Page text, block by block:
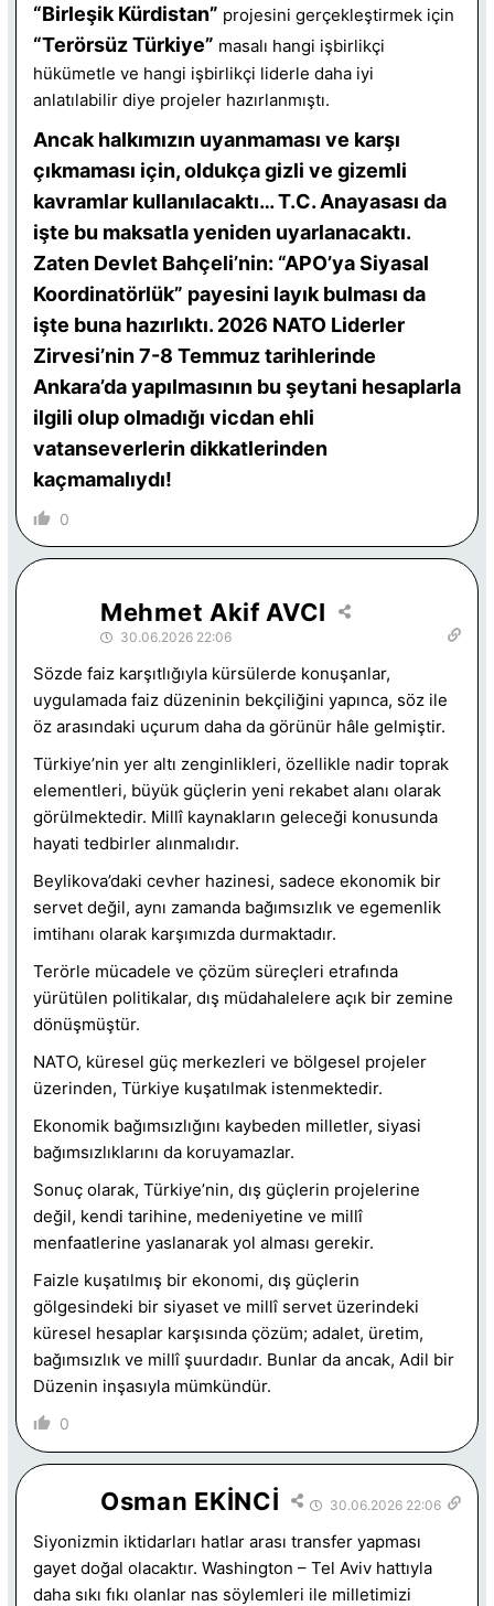
“Birleşik Kürdistan” projesini gerçekleştirmek için
“Terörsüz Türkiye” masalı hangi işbirlikçi
hükümetle ve hangi işbirlikçi liderle daha iyi
anlatılabilir diye projeler hazırlanmıştı.
Ancak halkımızın uyanmaması ve karşı
çıkmaması için, oldukça gizli ve gizemli
kavramlar kullanılacaktı… T.C. Anayasası da
işte bu maksatla yeniden uyarlanacaktı.
Zaten Devlet Bahçeli’nin: “APO’ya Siyasal
Koordinatörlük” payesini layık bulması da
işte buna hazırlıktı. 2026 NATO Liderler
Zirvesi’nin 7-8 Temmuz tarihlerinde
Ankara’da yapılmasının bu şeytani hesaplarla
ilgili olup olmadığı vicdan ehli
vatanseverlerin dikkatlerinden
kaçmamalıydı!
0
Mehmet Akif AVCI
30.06.2026 22:06
Sözde faiz karşıtlığıyla kürsülerde konuşanlar,
uygulamada faiz düzeninin bekçiliğini yapınca, söz ile
öz arasındaki uçurum daha da görünür hâle gelmiştir.
Türkiye’nin yer altı zenginlikleri, özellikle nadir toprak
elementleri, büyük güçlerin yeni rekabet alanı olarak
görülmektedir. Millî kaynakların geleceği konusunda
hayati tedbirler alınmalıdır.
Beylikova’daki cevher hazinesi, sadece ekonomik bir
servet değil, aynı zamanda bağımsızlık ve egemenlik
imtihanı olarak karşımızda durmaktadır.
Terörle mücadele ve çözüm süreçleri etrafında
yürütülen politikalar, dış müdahalelere açık bir zemine
dönüşmüştür.
NATO, küresel güç merkezleri ve bölgesel projeler
üzerinden, Türkiye kuşatılmak istenmektedir.
Ekonomik bağımsızlığını kaybeden milletler, siyasi
bağımsızlıklarını da koruyamazlar.
Sonuç olarak, Türkiye’nin, dış güçlerin projelerine
değil, kendi tarihine, medeniyetine ve millî
menfaatlerine yaslanarak yol alması gerekir.
Faizle kuşatılmış bir ekonomi, dış güçlerin
gölgesindeki bir siyaset ve millî servet üzerindeki
küresel hesaplar karşısında çözüm; adalet, üretim,
bağımsızlık ve millî şuurdadır. Bunlar da ancak, Adil bir
Düzenin inşasıyla mümkündür.
0
Osman EKİNCİ 30.06.2026 22:06
Siyonizmin iktidarları hatlar arası transfer yapması
gayet doğal olacaktır. Washington – Tel Aviv hattıyla
daha sıkı fıkı olanlar nas söylemleri ile milletimizi